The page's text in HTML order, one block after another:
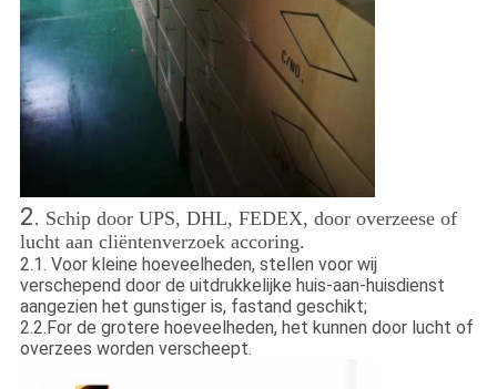
2. Schip door UPS, DHL, FEDEX, door overzeese of
lucht aan cliëntenverzoek accoring.
2.1. Voor kleine hoeveelheden, stellen voor wij
verschepend door de uitdrukkelijke huis-aan-huisdienst
aangezien het gunstiger is, fastand geschikt;
2.2.For de grotere hoeveelheden, het kunnen door lucht of
overzees worden verscheept.